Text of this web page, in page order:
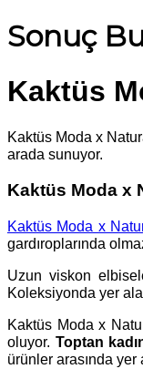
Sonuç
Kaktüs
Kaktüs Moda x
arada sunuyor.
Kaktüs Moda x
Kaktüs Moda x
gardıroplarında
Uzun viskon
Koleksiyonda yer
Kaktüs Moda x
oluyor. Toptan
ürünler arasında yer